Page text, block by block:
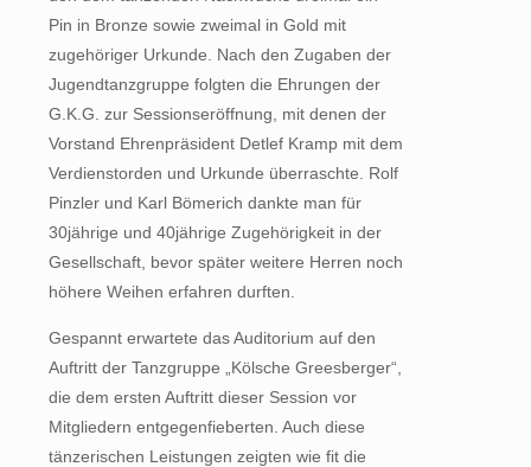
Pin in Bronze sowie zweimal in Gold mit
zugehöriger Urkunde. Nach den Zugaben der
Jugendtanzgruppe folgten die Ehrungen der
G.K.G. zur Sessionseröffnung, mit denen der
Vorstand Ehrenpräsident Detlef Kramp mit dem
Verdienstorden und Urkunde überraschte. Rolf
Pinzler und Karl Bömerich dankte man für
30jährige und 40jährige Zugehörigkeit in der
Gesellschaft, bevor später weitere Herren noch
höhere Weihen erfahren durften.
Gespannt erwartete das Auditorium auf den
Auftritt der Tanzgruppe „Kölsche Greesberger“,
die dem ersten Auftritt dieser Session vor
Mitgliedern entgegenfieberten. Auch diese
tänzerischen Leistungen zeigten wie fit die